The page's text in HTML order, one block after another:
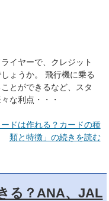
イヤーで、クレジット
ょうか。 飛行機に乗る
とができるなど、スタ
な利点・・・
ドは作れる？カードの種
類と特徴」の続きを読む
る？ANA、JAL